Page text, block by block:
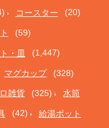
コースター (20)
(59)
・皿 (1,447)
マグカップ (328)
雑貨 (325) 水筒
(42) 給湯ポット